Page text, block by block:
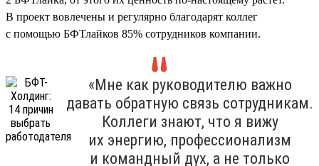
В проект вовлечены и регулярно благодарят коллег
с помощью БФТлайков 85% сотрудников компании.
«Мне как руководителю важно
давать обратную связь сотрудникам.
Коллеги знают, что я вижу
их энергию, профессионализм
и командный дух, а не только